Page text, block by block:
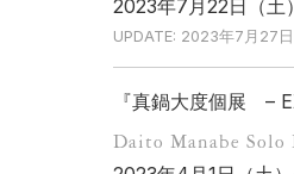
2023年7月22日（土
UPDATE: 2023年7月27
『真鍋大度個展 –
Daito Manabe